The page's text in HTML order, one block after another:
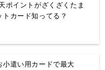
ポイントがざくざくたま
トカード知ってる？
小遣い用カードで最大